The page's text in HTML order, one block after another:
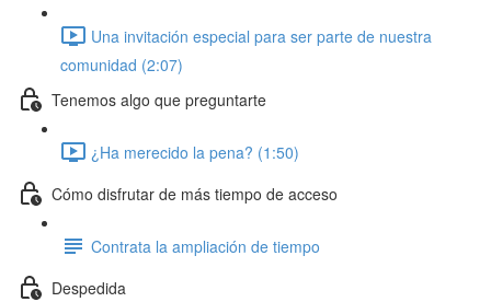
Una invitación especial para ser parte de nuestra
comunidad (2:07)
Tenemos algo que preguntarte
¿Ha merecido la pena? (1:50)
Cómo disfrutar de más tiempo de acceso
Contrata la ampliación de tiempo
Despedida